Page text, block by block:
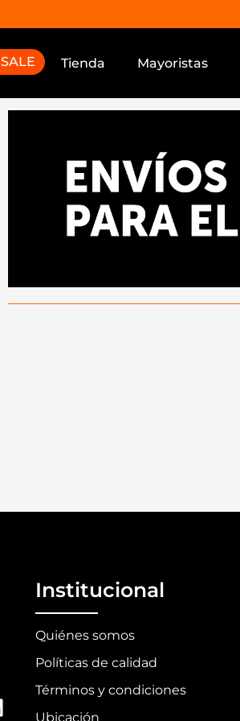
SALE Tienda Mayoristas
Institucional
Quiénes somos
Políticas de calidad
Términos y condiciones
Ubicación